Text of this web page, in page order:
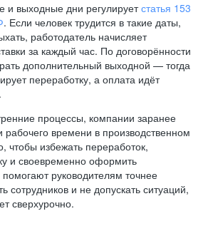
и выходные дни регулируетстатья 153
. Если человек трудится в такие даты,
работодатель начисляет
за каждый час. По договорённости
дополнительный выходной — тогда
переработку, а оплата идёт
процессы, компании заранее
времени в производственном
чтобы избежать переработок,
и своевременно оформить
руководителям точнее
сотрудников и не допускать ситуаций,
сверхурочно.